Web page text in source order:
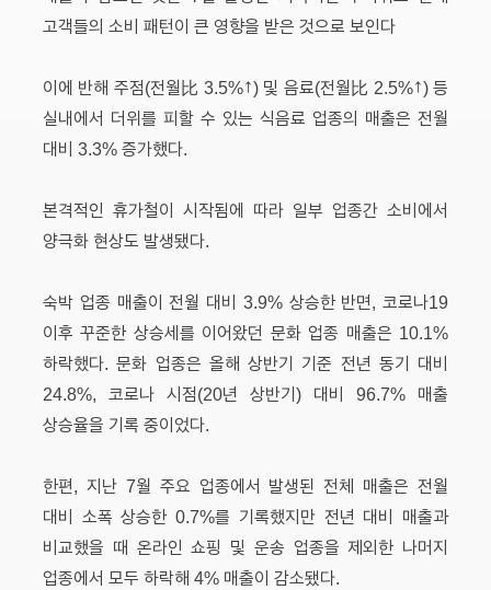
고객들의 소비 패턴이 큰 영향을 받은 것으로 보인다
이에 반해 주점(전월比 3.5%↑) 및 음료(전월比 2.5%↑) 등
실내에서 더위를 피할 수 있는 식음료 업종의 매출은 전월
대비 3.3% 증가했다.
본격적인 휴가철이 시작됨에 따라 일부 업종간 소비에서
양극화 현상도 발생됐다.
숙박 업종 매출이 전월 대비 3.9% 상승한 반면, 코로나19
이후 꾸준한 상승세를 이어왔던 문화 업종 매출은 10.1%
하락했다. 문화 업종은 올해 상반기 기준 전년 동기 대비
24.8%, 코로나 시점(20년 상반기) 대비 96.7% 매출
상승율을 기록 중이었다.
한편, 지난 7월 주요 업종에서 발생된 전체 매출은 전월
대비 소폭 상승한 0.7%를 기록했지만 전년 대비 매출과
비교했을 때 온라인 쇼핑 및 운송 업종을 제외한 나머지
업종에서 모두 하락해 4% 매출이 감소됐다.